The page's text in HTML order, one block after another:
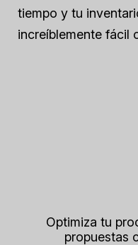
tiempo y tu
increíblemente fácil
Optimiza tu
propuestas